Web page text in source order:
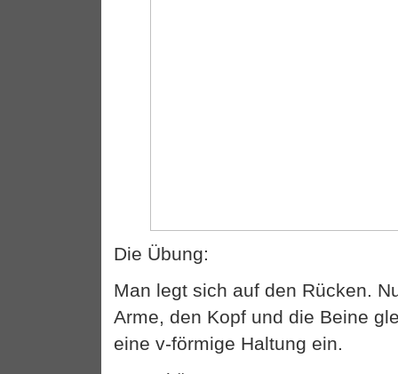
Die Übung:
Man legt sich auf den Rücken.
Arme, den Kopf und die Beine
eine v-förmige Haltung ein.